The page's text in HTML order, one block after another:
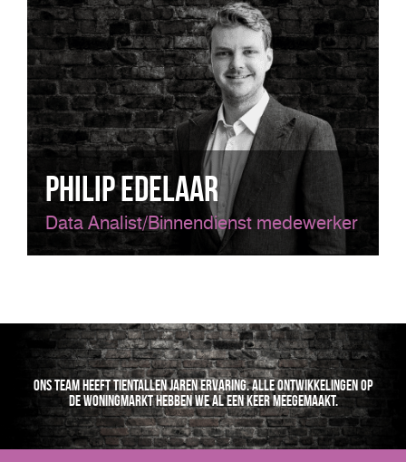
Philip Edelaar
Data Analist/Binnendienst medewerker
Ons team heeft tientallen jaren ervaring. Alle ontwikkelingen op
de woningmarkt hebben we al een keer meegemaakt.